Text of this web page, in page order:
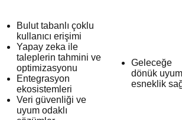
Bulut tabanlı çoklu
kullanıcı erişimi
Yapay zeka ile
taleplerin tahmini ve
optimizasyonu
Entegrasyon
ekosistemleri
Veri güvenliği ve
uyum odaklı
Geleceğe
dönük
esneklik